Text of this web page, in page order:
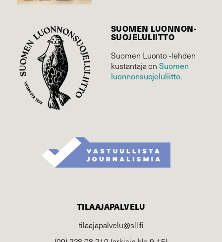
SUOMEN LUONNON­
SUOJELU­LIITTO
Suomen Luonto -lehden
kustantaja onSuomen
luonnonsuojelu­liitto.
TILAAJAPALVELU
tilaajapalvelu@sll.fi